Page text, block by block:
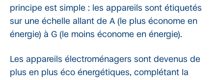
principe est simple : les appareils sont étiquetés
sur une échelle allant de A (le plus économe en
énergie) à G (le moins économe en énergie).
Les appareils électroménagers sont devenus de
plus en plus éco énergétiques, complétant la